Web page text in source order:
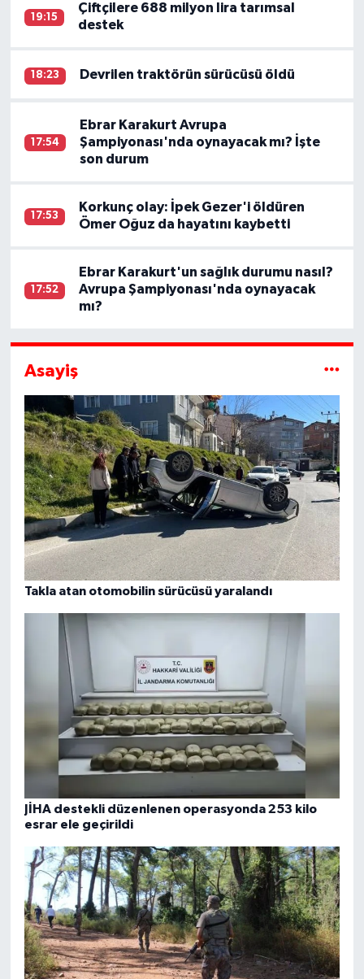
19:15
Çiftçilere 688 milyon lira tarımsal
destek
18:23 Devrilen traktörün sürücüsü öldü
17:54
Ebrar Karakurt Avrupa
Şampiyonası'nda oynayacak mı? İşte
son durum
17:53
Korkunç olay: İpek Gezer'i öldüren
Ömer Oğuz da hayatını kaybetti
17:52
Ebrar Karakurt'un sağlık durumu nasıl?
Avrupa Şampiyonası'nda oynayacak
mı?
Asayiş
Takla atan otomobilin sürücüsü yaralandı
JİHA destekli düzenlenen operasyonda 253 kilo
esrar ele geçirildi